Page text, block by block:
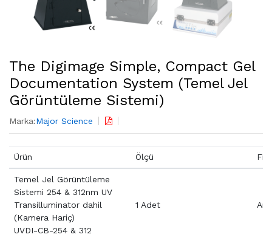
The Digimage Simple, Compact Gel
Documentation System (Temel Jel
Görüntüleme Sistemi)
Marka:Major Science
Ürün Ölçü
Temel Jel Görüntüleme
Sistemi 254 & 312nm UV
Transilluminator dahil
(Kamera Hariç)
UVDI-CB-254 & 312
1 Adet